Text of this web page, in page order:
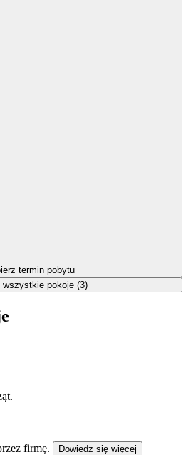
termin pobytu
wszystkie pokoje (3)
firmę.
Dowiedz się więcej